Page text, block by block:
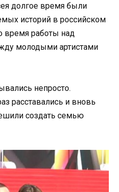
долгое время были
историй в российском
время работы над
молодыми артистами
непросто.
расставались и вновь
создать семью